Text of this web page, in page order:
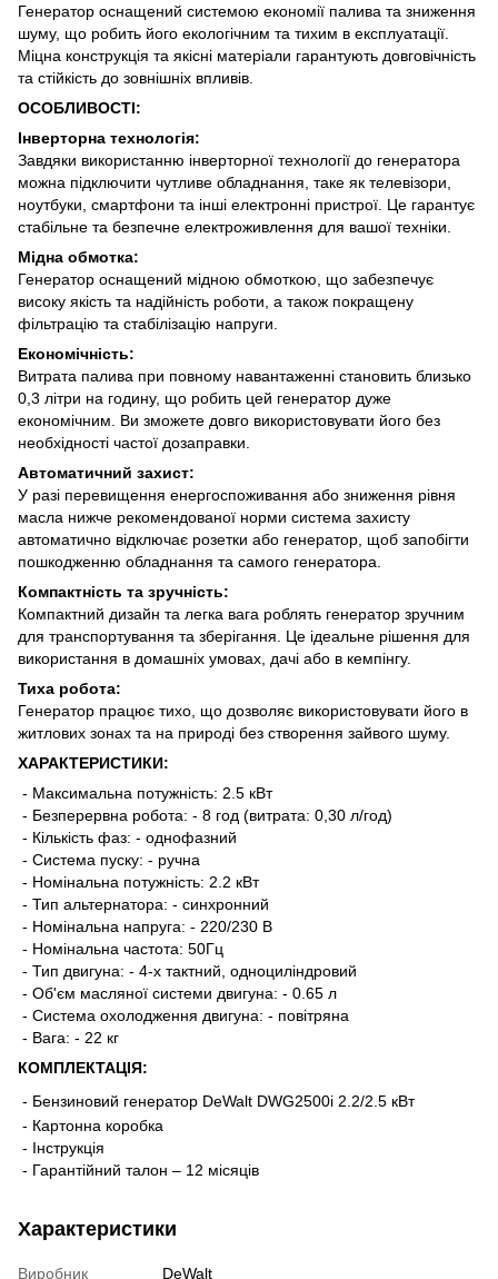
Генератор оснащений системою економії палива та зниження
шуму, що робить його екологічним та тихим в експлуатації.
Міцна конструкція та якісні матеріали гарантують довговічність
та стійкість до зовнішніх впливів.
ОСОБЛИВОСТІ:
Інверторна технологія:
Завдяки використанню інверторної технології до генератора
можна підключити чутливе обладнання, таке як телевізори,
ноутбуки, смартфони та інші електронні пристрої. Це гарантує
стабільне та безпечне електроживлення для вашої техніки.
Мідна обмотка:
Генератор оснащений мідною обмоткою, що забезпечує
високу якість та надійність роботи, а також покращену
фільтрацію та стабілізацію напруги.
Економічність:
Витрата палива при повному навантаженні становить близько
0,3 літри на годину, що робить цей генератор дуже
економічним. Ви зможете довго використовувати його без
необхідності частої дозаправки.
Автоматичний захист:
У разі перевищення енергоспоживання або зниження рівня
масла нижче рекомендованої норми система захисту
автоматично відключає розетки або генератор, щоб запобігти
пошкодженню обладнання та самого генератора.
Компактність та зручність:
Компактний дизайн та легка вага роблять генератор зручним
для транспортування та зберігання. Це ідеальне рішення для
використання в домашніх умовах, дачі або в кемпінгу.
Тиха робота:
Генератор працює тихо, що дозволяє використовувати його в
житлових зонах та на природі без створення зайвого шуму.
ХАРАКТЕРИСТИКИ:
- Максимальна потужність: 2.5 кВт
- Безперервна робота: - 8 год (витрата: 0,30 л/год)
- Кількість фаз: - однофазний
- Система пуску: - ручна
- Номінальна потужність: 2.2 кВт
- Тип альтернатора: - синхронний
- Номінальна напруга: - 220/230 В
- Номінальна частота: 50Гц
- Тип двигуна: - 4-х тактний, одноциліндровий
- Об'єм масляної системи двигуна: - 0.65 л
- Система охолодження двигуна: - повітряна
- Вага: - 22 кг
КОМПЛЕКТАЦІЯ:
- Бензиновий генератор DeWalt DWG2500i 2.2/2.5 кВт
- Картонна коробка
- Інструкція
- Гарантійний талон – 12 місяців
Характеристики
Виробник DeWalt